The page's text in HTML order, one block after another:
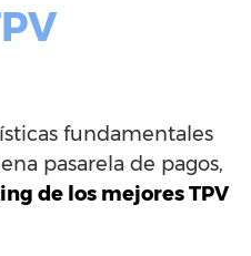
fundamentales
pasarela de pagos,
de los mejores TPV